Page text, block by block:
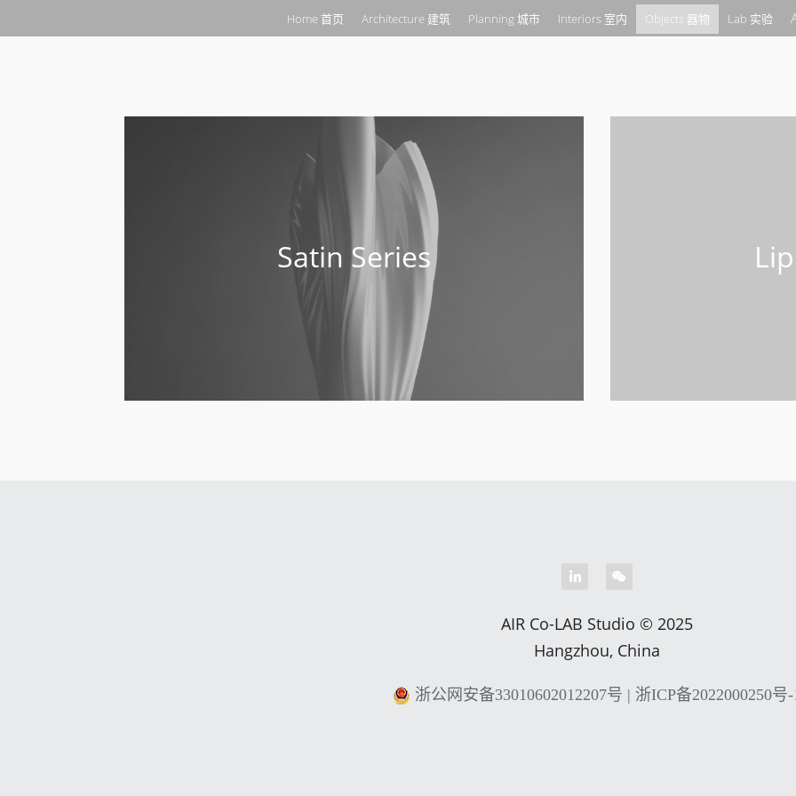
Home 首页 Architecture 建筑 Planning 城市 Interiors 室内 Objects 器物 Lab 实验
Satin Series
AIR Co-LAB Studio © 2025
Hangzhou, China
浙公网安备33010602012207号 | 浙ICP备2022000250号-